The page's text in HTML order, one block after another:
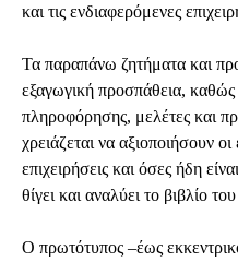
και τις ενδιαφερόμενες
Τα παραπάνω ζητήματα και
εξαγωγική προσπάθεια, καθώς
πληροφόρησης, μελέτες και
χρειάζεται να αξιοποιήσουν
επιχειρήσεις και όσες ήδη
θίγει και αναλύει το βιβλίο
Ο πρωτότυπος –έως